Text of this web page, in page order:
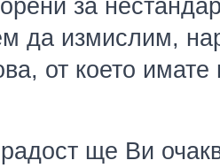
за
да измислим,
от което
ще Ви